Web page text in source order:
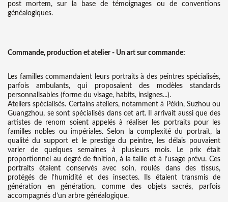
post mortem, sur la base de témoignages ou de conventions
généalogiques.
Commande, production et atelier - Un art sur commande:
Les familles commandaient leurs portraits à des peintres spécialisés,
parfois ambulants, qui proposaient des modèles standards
personnalisables (forme du visage, habits, insignes...).
Ateliers spécialisés. Certains ateliers, notamment à Pékin, Suzhou ou
Guangzhou, se sont spécialisés dans cet art. Il arrivait aussi que des
artistes de renom soient appelés à réaliser les portraits pour les
familles nobles ou impériales. Selon la complexité du portrait, la
qualité du support et le prestige du peintre, les délais pouvaient
varier de quelques semaines à plusieurs mois. Le prix était
proportionnel au degré de finition, à la taille et à l’usage prévu. Ces
portraits étaient conservés avec soin, roulés dans des tissus,
protégés de l’humidité et des insectes. Ils étaient transmis de
génération en génération, comme des objets sacrés, parfois
accompagnés d’un arbre généalogique.